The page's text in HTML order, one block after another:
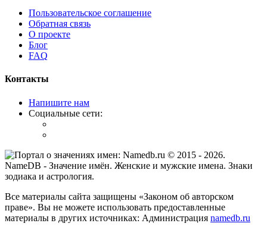
Пользовательское соглашение
Обратная связь
О проекте
Блог
FAQ
Контакты
Напишите нам
Социальные сети:
© 2015 - 2026.
NameDB - Значение имён. Женские и мужские имена. Знаки
зодиака и астрология.
Все материалы сайта защищены «Законом об авторском
праве». Вы не можете использовать предоставленные
материалы в других источниках: Администрация namedb.ru